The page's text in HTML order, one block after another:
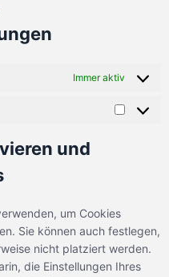
Immer aktiv
und
um Cookies
Sie können auch festlegen,
nicht platziert werden.
die Einstellungen Ihres